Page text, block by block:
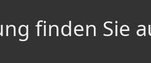
finden Sie